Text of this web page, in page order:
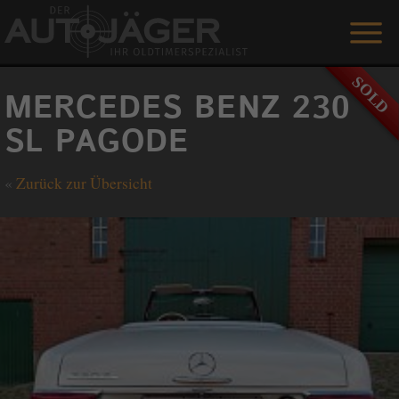
ANGEBOTE
LEISTUNGEN
REFERENZEN
DER AUTOJÄGER
KONTAKT
ENGLISH
0 1515 / 466 66 80
MERCEDES BENZ 230
SL PAGODE
« Zurück zur Übersicht